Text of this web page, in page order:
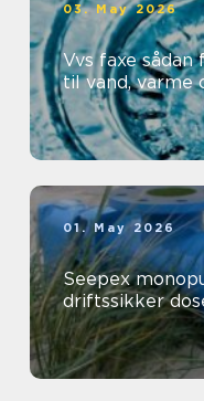
03. May 2026
Vvs faxe sådan finder du den rette hjælp
til vand, varme
01. May 2026
Seepex
driftssikker